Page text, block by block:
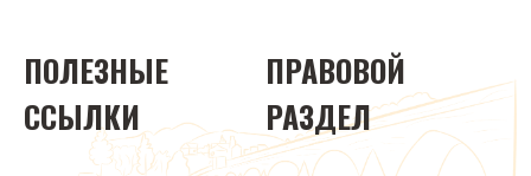
ПОЛЕЗНЫЕ
ССЫЛКИ
ПРАВОВОЙ
РАЗДЕЛ